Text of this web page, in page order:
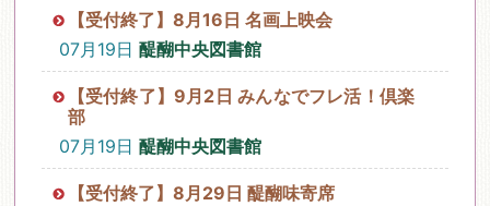
【受付終了】8月16日 名画上映会
07月19日 醍醐中央図書館
【受付終了】9月2日 みんなでフレ活！倶楽
部
07月19日 醍醐中央図書館
【受付終了】8月29日 醍醐味寄席